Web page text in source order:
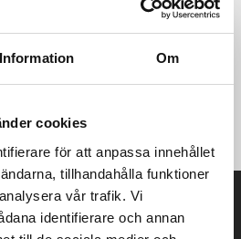
Information Om
cookies
för att anpassa innehållet
tillhandahålla funktioner
vår trafik. Vi
identifierare och annan
Recensioner (954st)
35% bomull ·5 paneler ·Sydda lufthål
·Böjd skärm med 6 linjer av
tryck.
på mailen?